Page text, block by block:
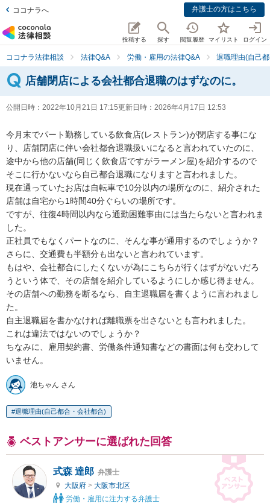
ココナラへ 弁護士の方はこちら
投稿する 探す 閲覧履歴 マイリスト ログイン
ココナラ法律相談 法律Q&A 労働・雇用の法律Q&A 退職理由(自己
店舗閉店による会社都合退職のはずなのに。
公開日時： 2022年10月21日 17:15更新日時： 2026年4月17日 12:53
今月末でパート勤務している飲食店(レストラン)が閉店する事にな
り、店舗閉店に伴い会社都合退職扱いになると言われていたのに、
途中から他の店舗(同じく飲食店ですがラーメン屋)を紹介するので
そこに行かないなら自己都合退職になりますと言われました。
現在通っていたお店は自転車で10分以内の場所なのに、紹介された
店舗は自宅から1時間40分ぐらいの場所です。
ですが、往復4時間以内なら通勤困難事由には当たらないと言われま
した。
正社員でもなくパートなのに、そんな事が通用するのでしょうか？
さらに、交通費も半額分も出ないと言われています。
もはや、会社都合にしたくないが為にこちらが行くはずがないだろ
うという体で、その店舗を紹介しているようにしか感じ得ません。
その店舗への勤務を断るなら、自主退職届を書くように言われまし
た。
自主退職届を書かなければ離職票を出さないとも言われました。
これは違法ではないのでしょうか？
ちなみに、雇用契約書、労働条件通知書などの書面は何も交わして
いません。
池ちゃん さん
退職理由(自己都合・会社都合)
ベストアンサーに選ばれた回答
式森 達郎 弁護士
大阪府 > 大阪市北区
労働・雇用に注力する弁護士